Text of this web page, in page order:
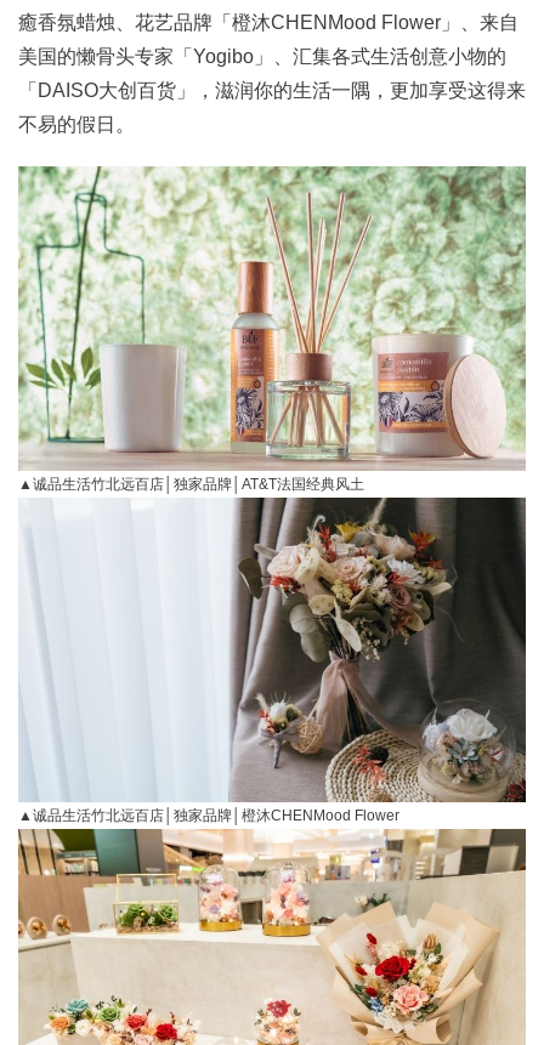
癒香氛蜡烛、花艺品牌「橙沐CHENMood Flower」、来自
美国的懒骨头专家「Yogibo」、汇集各式生活创意小物的
「DAISO大创百货」，滋润你的生活一隅，更加享受这得来
不易的假日。
▲诚品生活竹北远百店│独家品牌│AT&T法国经典风土
▲诚品生活竹北远百店│独家品牌│橙沐CHENMood Flower